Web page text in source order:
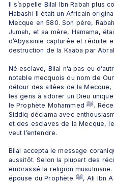
Il s’appelle Bilal Ibn Rabah plus
Habashi Il était un Africain
Mecque en 580. Son père,
Jumah, et sa mère, Hamama,
d’Abyssinie capturée et réduite
destruction de la Kaaba par
Né esclave, Bilal n’a pas eu
notable mecquois du nom de
détour des allées de la
les gens à adorer un Dieu
le Prophète Mohammed ﷺ. Récemment converti, Abu Bakr Al-
Siddiq déclama avec
et des esclaves de la Mecque,
veut l’entendre.
Bilal accepta le message
aussitôt. Selon la plupart des
embrassé la religion
épouse du Prophète ﷺ, Ali Ibn Abi Talib, Abu Bakr, puis Zayd ibn